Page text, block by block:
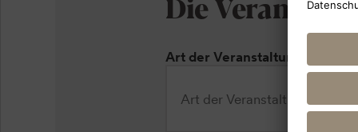
Art der Veranstaltung